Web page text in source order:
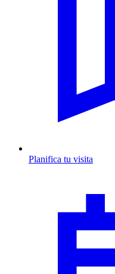
Planifica tu visita